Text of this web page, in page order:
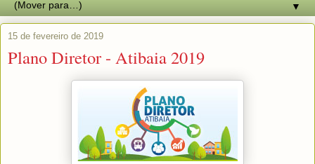
▼
15 de fevereiro de 2019
Plano Diretor - Atibaia 2019